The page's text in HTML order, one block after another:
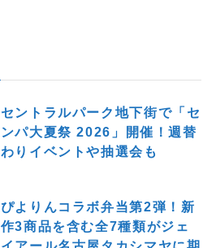
セントラルパーク地下街で「セ
ンパ大夏祭 2026」開催！週替
わりイベントや抽選会も
ぴよりんコラボ弁当第2弾！新
作3商品を含む全7種類がジェ